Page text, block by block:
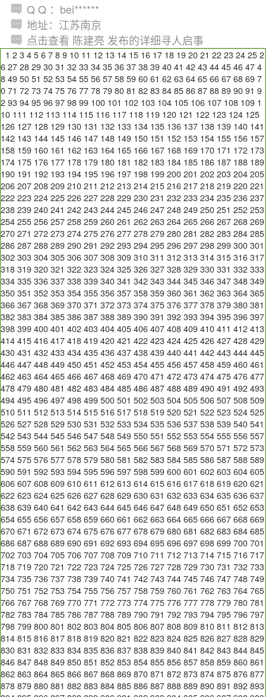
Q Q ：bei******
地址：江苏南京
点击查看 陈建亮 发布的详细寻人启事
1 2 3 4 5 6 7 8 9 10 11 12 13 14 15 16 17 18 19 20 21 22 23 24 25 2
6 27 28 29 30 31 32 33 34 35 36 37 38 39 40 41 42 43 44 45 46 47 4
8 49 50 51 52 53 54 55 56 57 58 59 60 61 62 63 64 65 66 67 68 69 7
0 71 72 73 74 75 76 77 78 79 80 81 82 83 84 85 86 87 88 89 90 91 9
2 93 94 95 96 97 98 99 100 101 102 103 104 105 106 107 108 109 1
10 111 112 113 114 115 116 117 118 119 120 121 122 123 124 125
126 127 128 129 130 131 132 133 134 135 136 137 138 139 140 141
142 143 144 145 146 147 148 149 150 151 152 153 154 155 156 157
158 159 160 161 162 163 164 165 166 167 168 169 170 171 172 173
174 175 176 177 178 179 180 181 182 183 184 185 186 187 188 189
190 191 192 193 194 195 196 197 198 199 200 201 202 203 204 205
206 207 208 209 210 211 212 213 214 215 216 217 218 219 220 221
222 223 224 225 226 227 228 229 230 231 232 233 234 235 236 237
238 239 240 241 242 243 244 245 246 247 248 249 250 251 252 253
254 255 256 257 258 259 260 261 262 263 264 265 266 267 268 269
270 271 272 273 274 275 276 277 278 279 280 281 282 283 284 285
286 287 288 289 290 291 292 293 294 295 296 297 298 299 300 301
302 303 304 305 306 307 308 309 310 311 312 313 314 315 316 317
318 319 320 321 322 323 324 325 326 327 328 329 330 331 332 333
334 335 336 337 338 339 340 341 342 343 344 345 346 347 348 349
350 351 352 353 354 355 356 357 358 359 360 361 362 363 364 365
366 367 368 369 370 371 372 373 374 375 376 377 378 379 380 381
382 383 384 385 386 387 388 389 390 391 392 393 394 395 396 397
398 399 400 401 402 403 404 405 406 407 408 409 410 411 412 413
414 415 416 417 418 419 420 421 422 423 424 425 426 427 428 429
430 431 432 433 434 435 436 437 438 439 440 441 442 443 444 445
446 447 448 449 450 451 452 453 454 455 456 457 458 459 460 461
462 463 464 465 466 467 468 469 470 471 472 473 474 475 476 477
478 479 480 481 482 483 484 485 486 487 488 489 490 491 492 493
494 495 496 497 498 499 500 501 502 503 504 505 506 507 508 509
510 511 512 513 514 515 516 517 518 519 520 521 522 523 524 525
526 527 528 529 530 531 532 533 534 535 536 537 538 539 540 541
542 543 544 545 546 547 548 549 550 551 552 553 554 555 556 557
558 559 560 561 562 563 564 565 566 567 568 569 570 571 572 573
574 575 576 577 578 579 580 581 582 583 584 585 586 587 588 589
590 591 592 593 594 595 596 597 598 599 600 601 602 603 604 605
606 607 608 609 610 611 612 613 614 615 616 617 618 619 620 621
622 623 624 625 626 627 628 629 630 631 632 633 634 635 636 637
638 639 640 641 642 643 644 645 646 647 648 649 650 651 652 653
654 655 656 657 658 659 660 661 662 663 664 665 666 667 668 669
670 671 672 673 674 675 676 677 678 679 680 681 682 683 684 685
686 687 688 689 690 691 692 693 694 695 696 697 698 699 700 701
702 703 704 705 706 707 708 709 710 711 712 713 714 715 716 717
718 719 720 721 722 723 724 725 726 727 728 729 730 731 732 733
734 735 736 737 738 739 740 741 742 743 744 745 746 747 748 749
750 751 752 753 754 755 756 757 758 759 760 761 762 763 764 765
766 767 768 769 770 771 772 773 774 775 776 777 778 779 780 781
782 783 784 785 786 787 788 789 790 791 792 793 794 795 796 797
798 799 800 801 802 803 804 805 806 807 808 809 810 811 812 813
814 815 816 817 818 819 820 821 822 823 824 825 826 827 828 829
830 831 832 833 834 835 836 837 838 839 840 841 842 843 844 845
846 847 848 849 850 851 852 853 854 855 856 857 858 859 860 861
862 863 864 865 866 867 868 869 870 871 872 873 874 875 876 877
878 879 880 881 882 883 884 885 886 887 888 889 890 891 892 893